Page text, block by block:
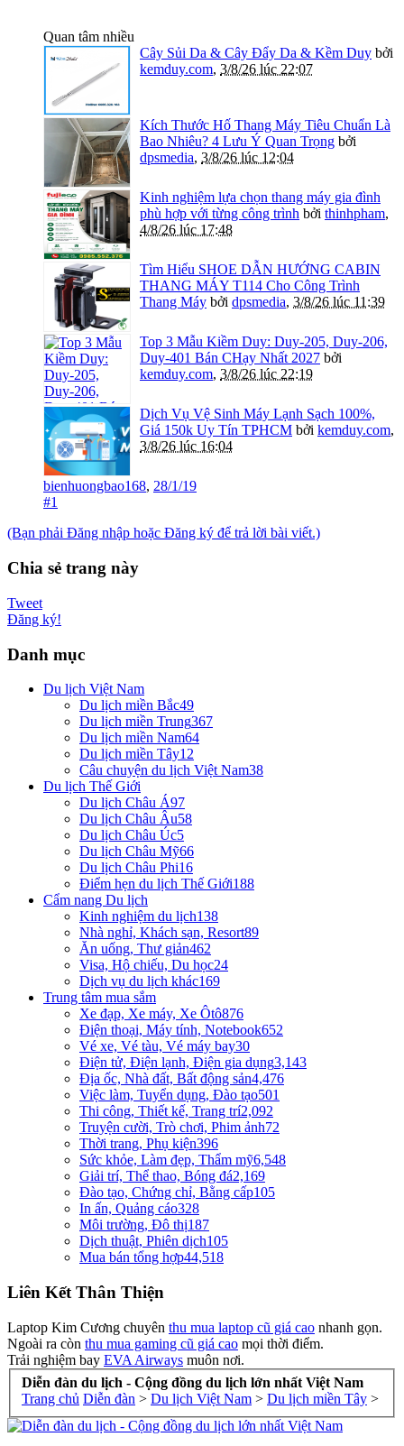
Quan tâm nhiều
Cây Sủi Da & Cây Đẩy Da & Kềm Duy bởi
kemduy.com, 3/8/26 lúc 22:07
Kích Thước Hố Thang Máy Tiêu Chuẩn Là
Bao Nhiêu? 4 Lưu Ý Quan Trọng bởi
dpsmedia, 3/8/26 lúc 12:04
Kinh nghiệm lựa chọn thang máy gia đình
phù hợp với từng công trình bởi thinhpham,
4/8/26 lúc 17:48
Tìm Hiểu SHOE DẪN HƯỚNG CABIN
THANG MÁY T114 Cho Công Trình
Thang Máy bởi dpsmedia, 3/8/26 lúc 11:39
Top 3 Mẫu Kiềm Duy: Duy-205, Duy-206,
Duy-401 Bán CHạy Nhất 2027 bởi
kemduy.com, 3/8/26 lúc 22:19
Dịch Vụ Vệ Sinh Máy Lạnh Sạch 100%,
Giá 150k Uy Tín TPHCM bởi kemduy.com,
3/8/26 lúc 16:04
bienhuongbao168, 28/1/19
#1
(Bạn phải Đăng nhập hoặc Đăng ký để trả lời bài viết.)
Chia sẻ trang này
Tweet
Đăng ký!
Danh mục
Du lịch Việt Nam
Du lịch miền Bắc49
Du lịch miền Trung367
Du lịch miền Nam64
Du lịch miền Tây12
Câu chuyện du lịch Việt Nam38
Du lịch Thế Giới
Du lịch Châu Á97
Du lịch Châu Âu58
Du lịch Châu Úc5
Du lịch Châu Mỹ66
Du lịch Châu Phi16
Điểm hẹn du lịch Thế Giới188
Cẩm nang Du lịch
Kinh nghiệm du lịch138
Nhà nghỉ, Khách sạn, Resort89
Ăn uống, Thư giản462
Visa, Hộ chiếu, Du học24
Dịch vụ du lịch khác169
Trung tâm mua sắm
Xe đạp, Xe máy, Xe Ôtô876
Điện thoại, Máy tính, Notebook652
Vé xe, Vé tàu, Vé máy bay30
Điện tử, Điện lạnh, Điện gia dụng3,143
Địa ốc, Nhà đất, Bất động sản4,476
Việc làm, Tuyển dụng, Đào tạo501
Thi công, Thiết kế, Trang trí2,092
Truyện cười, Trò chơi, Phim ảnh72
Thời trang, Phụ kiện396
Sức khỏe, Làm đẹp, Thẩm mỹ6,548
Giải trí, Thể thao, Bóng đá2,169
Đào tạo, Chứng chỉ, Bằng cấp105
In ấn, Quảng cáo328
Môi trường, Đô thị187
Dịch thuật, Phiên dịch105
Mua bán tổng hợp44,518
Liên Kết Thân Thiện
Laptop Kim Cương chuyên thu mua laptop cũ giá cao nhanh gọn.
Ngoài ra còn thu mua gaming cũ giá cao mọi thời điểm.
Trải nghiệm bay EVA Airways muôn nơi.
Diễn đàn du lịch - Cộng đồng du lịch lớn nhất Việt Nam
Trang chủ Diễn đàn > Du lịch Việt Nam > Du lịch miền Tây >